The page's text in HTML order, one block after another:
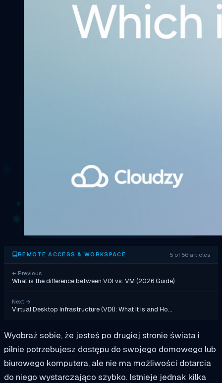
REMOTE ACCESS & WORKSPACE 5 of 56 articles
← Previous
What is the difference between VDI vs. VM (2026 Guide)
Next →
Virtual Desktop Infrastructure (VDI): What It Is and Ho…
Wyobraź sobie, że jesteś po drugiej stronie świata i
pilnie potrzebujesz dostępu do swojego domowego lub
biurowego komputera, ale nie ma możliwości dotarcia
do niego wystarczająco szybko. Istnieje jednak kilka